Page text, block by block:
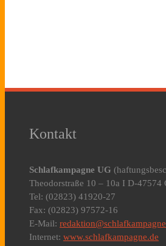
Kontakt
Schlafkampagne UG
Theodorstraße 10 – 10a I D-47574
Tel: (02823) 41920-27
Fax: (02823) 97572-16
E-Mail:
Internet: www.schlafkampagne.de